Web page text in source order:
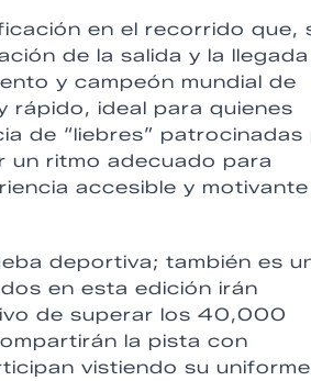
en el recorrido que,
de la salida y la
y campeón mundial de
rápido, ideal para quienes
de “liebres” patrocinadas
un ritmo adecuado para
accesible y motivante
deportiva; también es
en esta edición irán
de superar los 40,000
la pista con
vistiendo su uniforme